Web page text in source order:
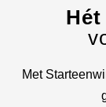
Met